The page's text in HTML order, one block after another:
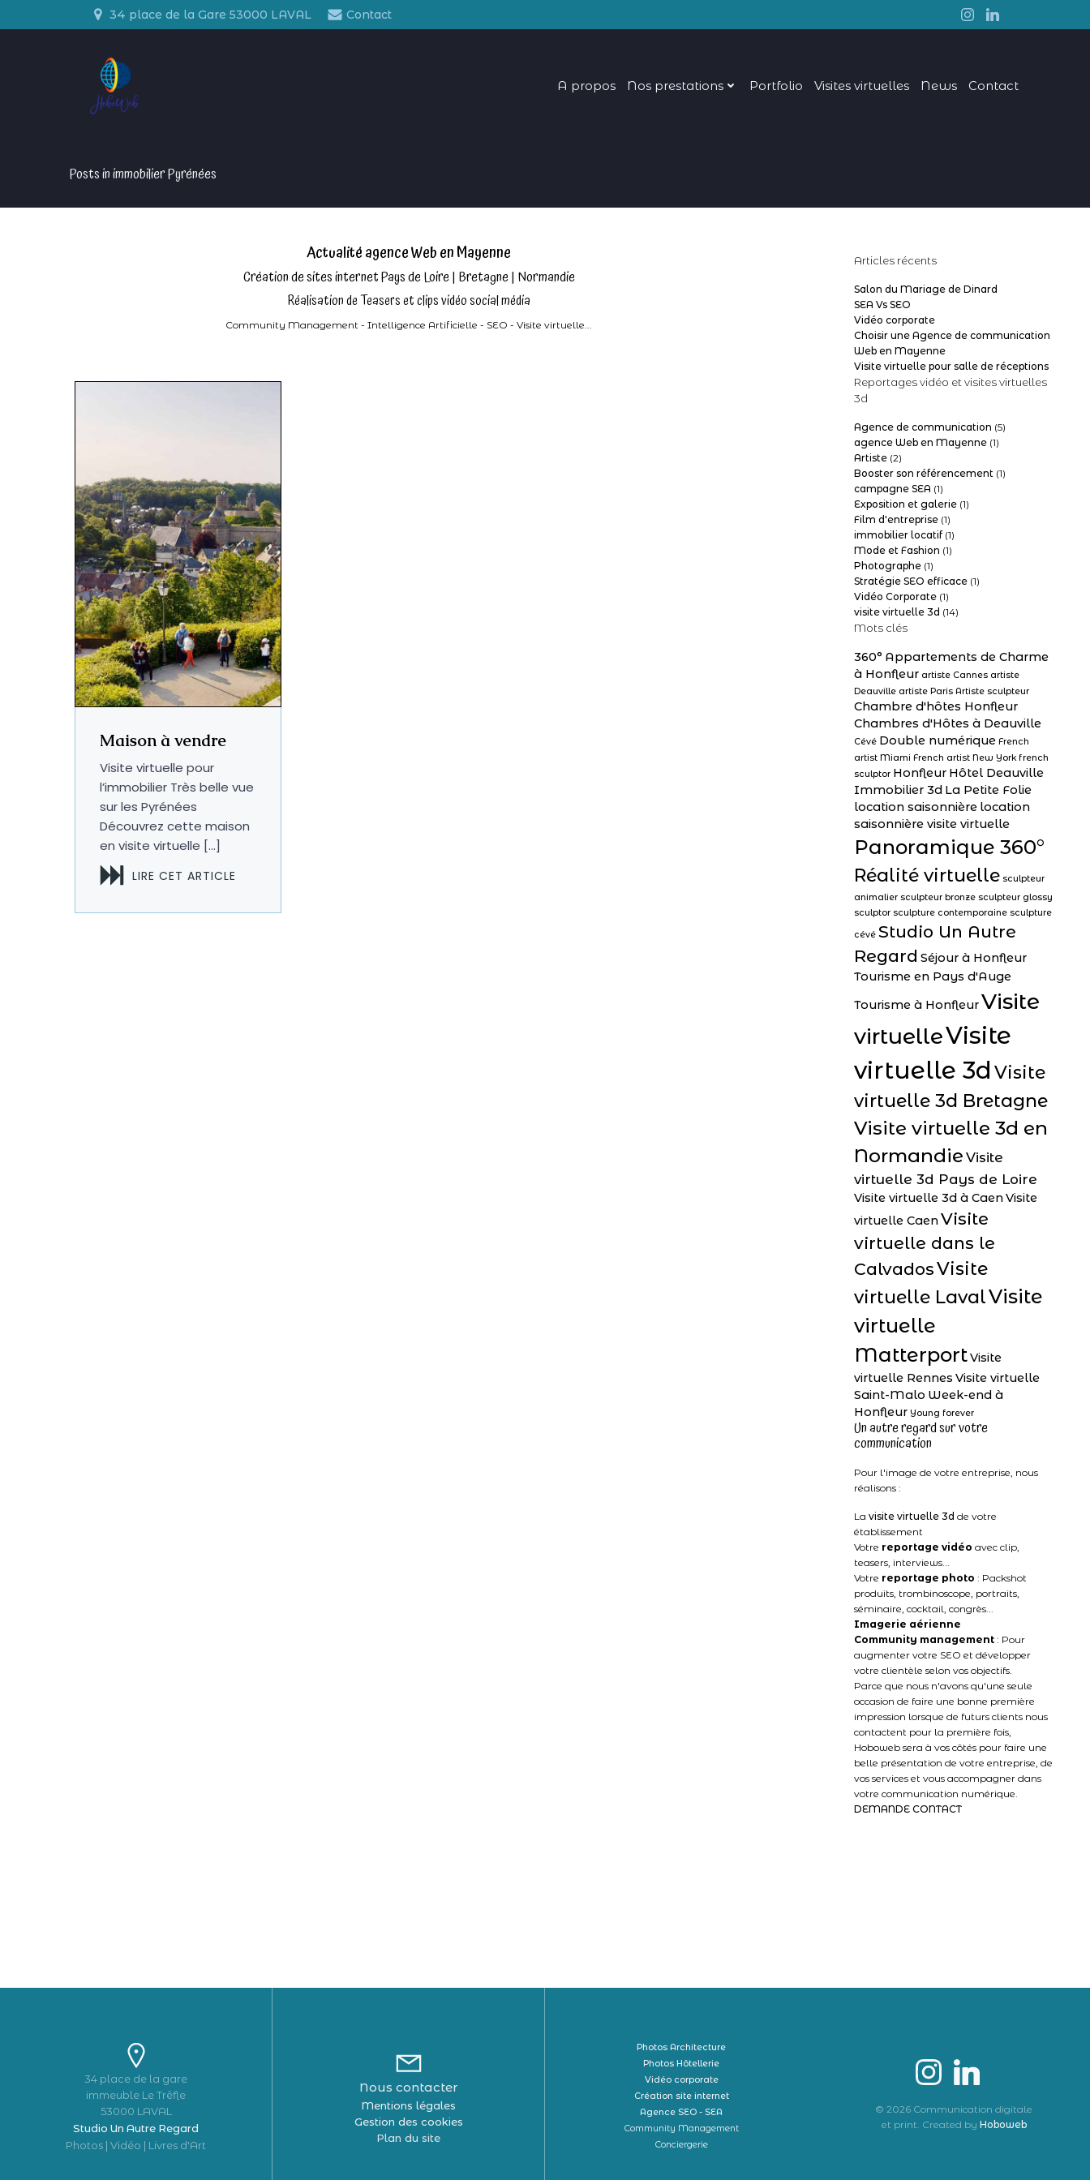
34 place de la Gare 53000 LAVAL Contact
A propos Nos prestations Portfolio Visites virtuelles News Contact
Posts in immobilier Pyrénées
Actualité agence Web en Mayenne
Création de sites internet Pays de Loire | Bretagne | Normandie
Réalisation de Teasers et clips vidéo social média
Community Management - Intelligence Artificielle - SEO - Visite virtuelle...
Maison à vendre
Visite virtuelle pour
l’immobilier Très belle vue
sur les Pyrénées
Découvrez cette maison
en visite virtuelle […]
LIRE CET ARTICLE
Articles récents
Salon du Mariage de Dinard
SEA Vs SEO
Vidéo corporate
Choisir une Agence de communication
Web en Mayenne
Visite virtuelle pour salle de réceptions
Reportages vidéo et visites virtuelles
3d
Agence de communication (5)
agence Web en Mayenne (1)
Artiste (2)
Booster son référencement (1)
campagne SEA (1)
Exposition et galerie (1)
Film d'entreprise (1)
immobilier locatif(1)
Mode et Fashion (1)
Photographe (1)
Stratégie SEO efficace (1)
Vidéo Corporate (1)
visite virtuelle 3d (14)
Mots clés
360° Appartements de Charme
à Honfleur artiste Cannes artiste
Deauville artiste Paris Artiste sculpteur
Chambre d'hôtes Honfleur
Chambres d'Hôtes à Deauville
Cévé Double numérique French
artist Miami French artist New York french
sculptor Honfleur Hôtel Deauville
Immobilier 3d La Petite Folie
location saisonnière location
saisonnière visite virtuelle
Panoramique 360°
Réalité virtuelle sculpteur
animalier sculpteur bronze sculpteur glossy
sculptor sculpture contemporaine sculpture
cévé Studio Un Autre
Regard Séjour à Honfleur
Tourisme en Pays d'Auge
Tourisme à HonfleurVisite
virtuelleVisite
virtuelle 3d Visite
virtuelle 3d Bretagne
Visite virtuelle 3d en
Normandie Visite
virtuelle 3d Pays de Loire
Visite virtuelle 3d à CaenVisite
virtuelle CaenVisite
virtuelle dans le
CalvadosVisite
virtuelle LavalVisite
virtuelle
MatterportVisite
virtuelle Rennes Visite virtuelle
Saint-Malo Week-end à
Honfleur Young forever
Un autre regard sur votre
communication
Pour l'image de votre entreprise, nous
réalisons :
La visite virtuelle 3d de votre
établissement
Votre reportage vidéo avec clip,
teasers, interviews...
Votre reportage photo : Packshot
produits, trombinoscope, portraits,
séminaire, cocktail, congrès...
Imagerie aérienne
Community management : Pour
augmenter votre SEO et développer
votre clientèle selon vos objectifs.
Parce que nous n'avons qu'une seule
occasion de faire une bonne première
impression lorsque de futurs clients nous
contactent pour la première fois,
Hoboweb sera à vos côtés pour faire une
belle présentation de votre entreprise, de
vos services et vous accompagner dans
votre communication numérique.
DEMANDE CONTACT
34 place de la gare
immeuble Le Trêfle
53000 LAVAL
Studio Un Autre Regard
Photos | Vidéo | Livres d'Art
Nous contacter
Mentions légales
Gestion des cookies
Plan du site
Photos Architecture
Photos Hôtellerie
Vidéo corporate
Création site internet
Agence SEO - SEA
Community Management
Conciergerie
© 2026 Communication digitale
et print. Created by Hoboweb